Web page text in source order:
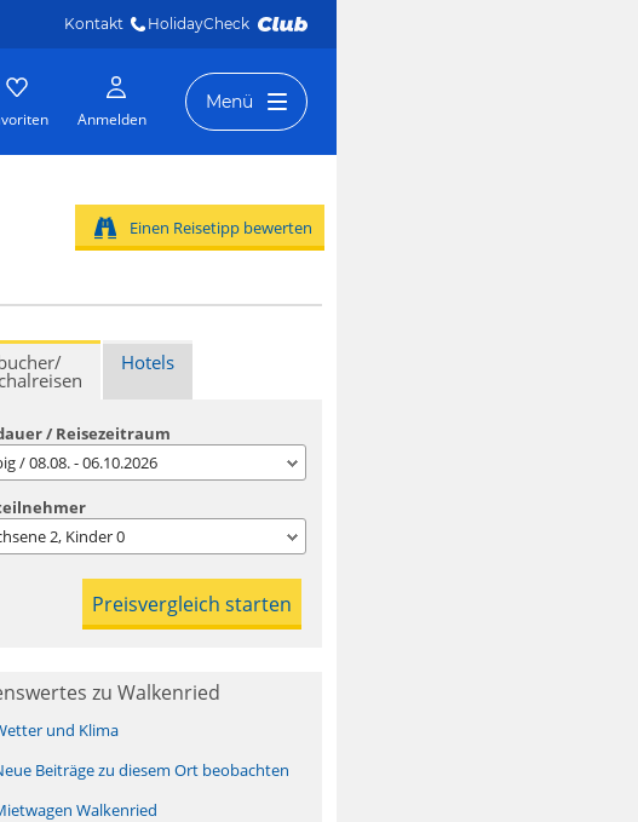
Kontakt HolidayCheck
Anmelden
Menü
Einen Reisetipp bewerten
Hotels
/ Reisezeitraum
/ 08.08. - 06.10.2026
2, Kinder0
zu Walkenried
und Klima
Beiträge zu diesem Ort beobachten
Walkenried